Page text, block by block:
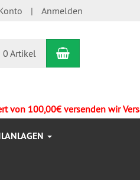
Anmelden
0 Artikel Warenkorb
versenden wir